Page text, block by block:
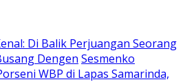
Di Balik Perjuangan Seorang
Dengen Sesmenko
WBP di Lapas Samarinda,